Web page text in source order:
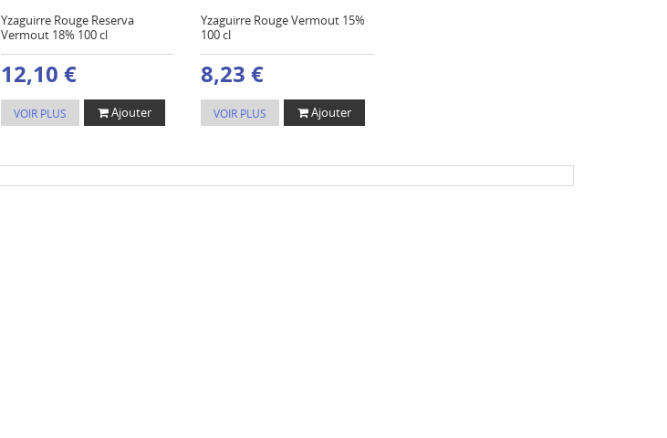
Yzaguirre Rouge Reserva
Vermout 18% 100 cl
12,10 €
VOIR PLUS Ajouter
Yzaguirre Rouge Vermout 15%
100 cl
8,23 €
VOIR PLUS Ajouter